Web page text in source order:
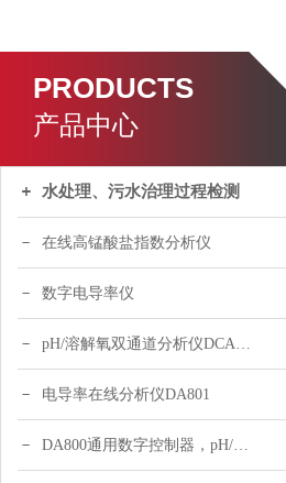
PRODUCTS
产品中心
水处理、污水治理过程检测
在线高锰酸盐指数分析仪
数字电导率仪
pH/溶解氧双通道分析仪DCA120
电导率在线分析仪DA801
DA800通用数字控制器，pH/DO/ORP多参数